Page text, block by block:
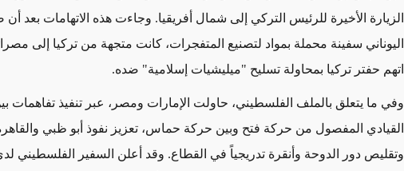
الزيارة الأخيرة للرئيس التركي إلى شمال أفريقيا. وجاءت هذه الاتهامات بعد
اليوناني سفينة محملة بمواد لتصنيع المتفجرات، كانت متجهة من تركيا إلى
اتهم حفتر تركيا بمحاولة تسليح "ميليشيات إسلامية" ضده.
وفي ما يتعلق بالملف الفلسطيني، حاولت الإمارات ومصر، عبر تنفيذ تفاهمات
القيادي المفصول من حركة فتح وبين حركة حماس، تعزيز نفوذ أبو ظبي
وتقليص دور الدوحة وأنقرة تدريجياً في القطاع. وقد أعلن السفير الفلسطيني